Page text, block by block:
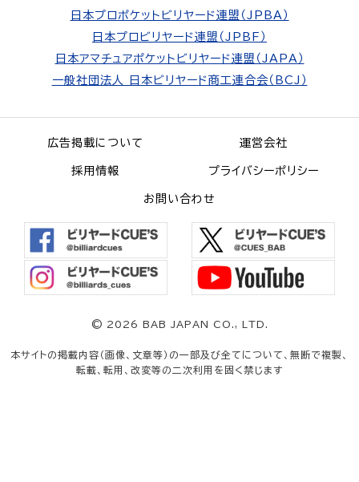
日本プロポケットビリヤード連盟（JPBA）
日本プロビリヤード連盟（JPBF）
日本アマチュアポケットビリヤード連盟（JAPA）
一般社団法人 日本ビリヤード商工連合会（BCJ）
広告掲載について 運営会社
採用情報 プライバシーポリシー
お問い合わせ
© 2026 BAB JAPAN CO., LTD.
本サイトの掲載内容（画像、文章等）の一部及び全てについて、無断で複製、
転載、転用、改変等の二次利用を固く禁じます